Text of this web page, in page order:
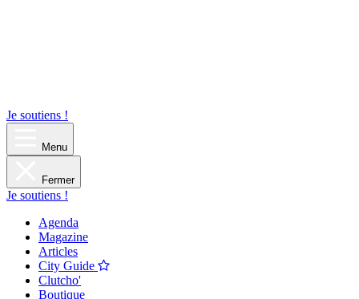
Je soutiens !
Menu
Fermer
Je soutiens !
Agenda
Magazine
Articles
City Guide
Clutcho'
Boutique